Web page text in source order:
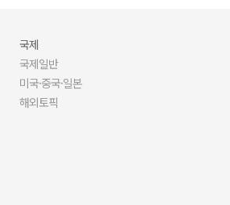
국제
국제일반
미국·중국·일본
해외토픽